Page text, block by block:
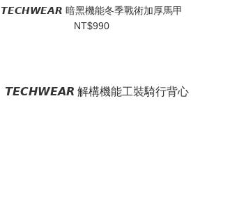
𝙏𝙀𝘾𝙃𝙒𝙀𝘼𝙍 暗黑機能冬季戰術加厚馬甲
NT$990